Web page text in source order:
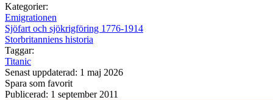
Kategorier:
Emigrationen
Sjöfart och sjökrigföring 1776-1914
Storbritanniens historia
Taggar:
Titanic
Senast uppdaterad: 1 maj 2026
Spara som favorit
Publicerad: 1 september 2011